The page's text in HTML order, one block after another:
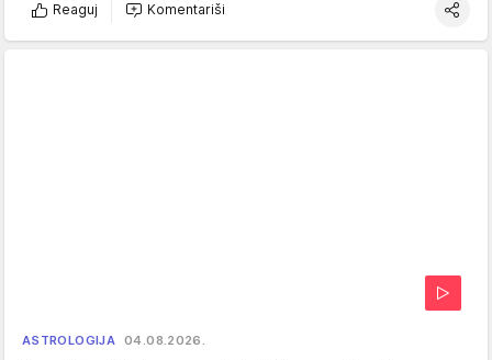
Reaguj Komentariši
ASTROLOGIJA 04.08.2026.